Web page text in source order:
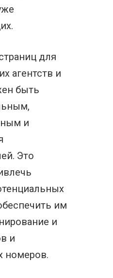
для
агентств и
быть
и
Это
им
и
и
номеров.